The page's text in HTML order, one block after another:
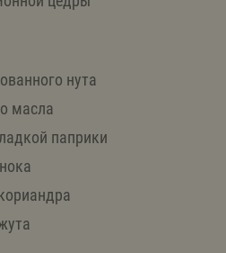
нута
масла
паприки